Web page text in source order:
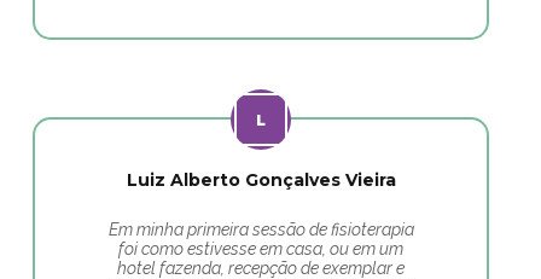
Luiz Alberto Gonçalves Vieira
Em minha primeira sessão de fisioterapia
foi como estivesse em casa, ou em um
hotel fazenda, recepção de exemplar e